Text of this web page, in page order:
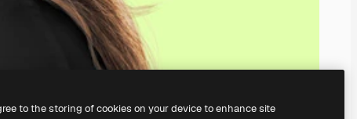
to the storing of cookies on your device to enhance site